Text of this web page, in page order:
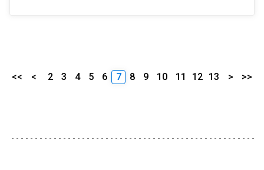
<< < 2 3 4 5 6 7 8 9 10 11 12 13 > >>